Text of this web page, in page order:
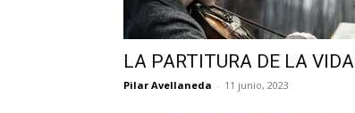
LA PARTITURA DE LA VIDA
Pilar Avellaneda - 11 junio, 2023